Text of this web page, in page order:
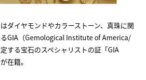
ダイヤモンドやカラーストーン、真珠に関
GIA（Gemological Institute of America/
する宝石のスペシャリストの証「GIA
在籍。